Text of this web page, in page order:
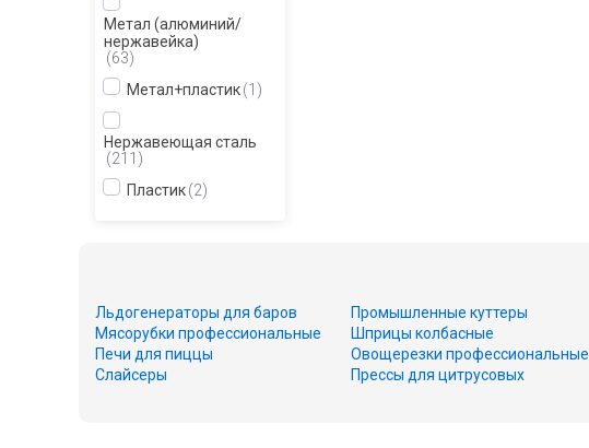
Метал (алюминий/
нержавейка)
63
Метал+пластик 1
Нержавеющая сталь
211
Пластик 2
Льдогенераторы для баров
Мясорубки профессиональные
Печи для пиццы
Слайсеры
Промышленные куттеры
Шприцы колбасные
Овощерезки профессиональные
Прессы для цитрусовых